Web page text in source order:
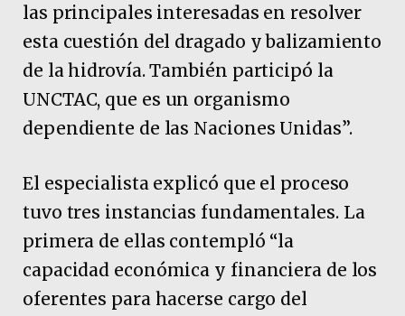
las principales interesadas en resolver
esta cuestión del dragado y balizamiento
de la hidrovía. También participó la
UNCTAC, que es un organismo
dependiente de las Naciones Unidas”.
El especialista explicó que el proceso
tuvo tres instancias fundamentales. La
primera de ellas contempló “la
capacidad económica y financiera de los
oferentes para hacerse cargo del